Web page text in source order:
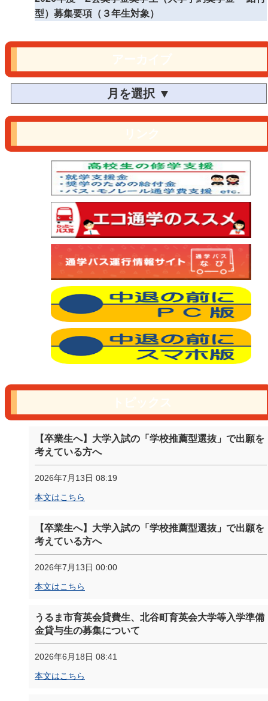
型）募集要項（３年生対象）
【卒業生へ】大学入試の「学校推薦型選抜」で出願を
考えている方へ
2026年7月13日 08:19
本文はこちら
【卒業生へ】大学入試の「学校推薦型選抜」で出願を
考えている方へ
2026年7月13日 00:00
本文はこちら
うるま市育英会貸費生、北谷町育英会大学等入学準備
金貸与生の募集について
2026年6月18日 08:41
本文はこちら